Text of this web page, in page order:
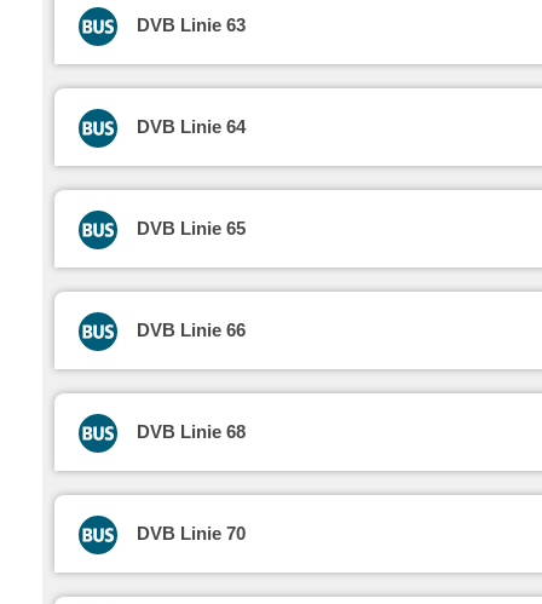
DVB Linie 63
DVB Linie 64
DVB Linie 65
DVB Linie 66
DVB Linie 68
DVB Linie 70